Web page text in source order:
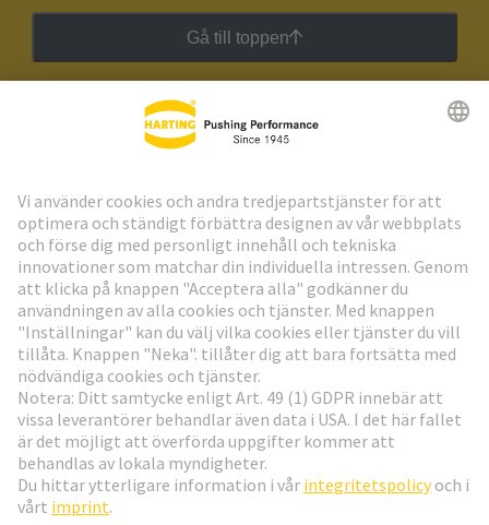
Gå till toppen
HARTING:s nyhetsbrev
Gå till registrering
Social Media
Sverige